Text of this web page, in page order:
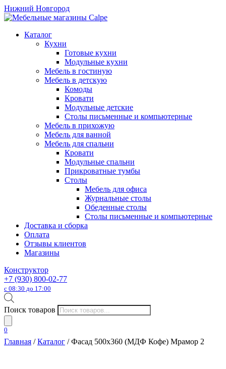
Нижний Новгород
Каталог
Кухни
Готовые кухни
Модульные кухни
Мебель в гостиную
Мебель в детскую
Комоды
Кровати
Модульные детские
Столы письменные и компьютерные
Мебель в прихожую
Мебель для ванной
Мебель для спальни
Кровати
Модульные спальни
Прикроватные тумбы
Столы
Мебель для офиса
Журнальные столы
Обеденные столы
Столы письменные и компьютерные
Доставка и сборка
Оплата
Отзывы клиентов
Магазины
Конструктор
+7 (930) 800-02-77
с 08:30 до 17:00
Поиск товаров
0
Главная /Каталог / Фасад 500х360 (МДФ Кофе) Мрамор 2